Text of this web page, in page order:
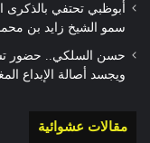
أبوظبي تحتفي بالذكرى
سمو الشيخ زايد بن
حسن السلكي.. حضور
ويجسد أصالة الإبداع
مقالات عشوائية